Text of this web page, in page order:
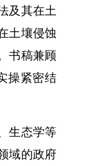
及其在土
土壤侵蚀
书稿兼顾
操紧密结
生态学等
域的政府